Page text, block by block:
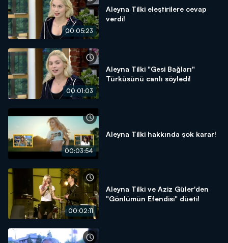
00:05:23
Aleyna Tilki eleştirilere cevap
verdi!
00:01:03
Aleyna Tilki "Gesi Bağları"
Türküsünü canlı söyledi!
00:03:54
Aleyna Tilki hakkında şok karar!
00:02:11
Aleyna Tilki ve Aziz Güler'den
"Gönlümün Efendisi" düeti!